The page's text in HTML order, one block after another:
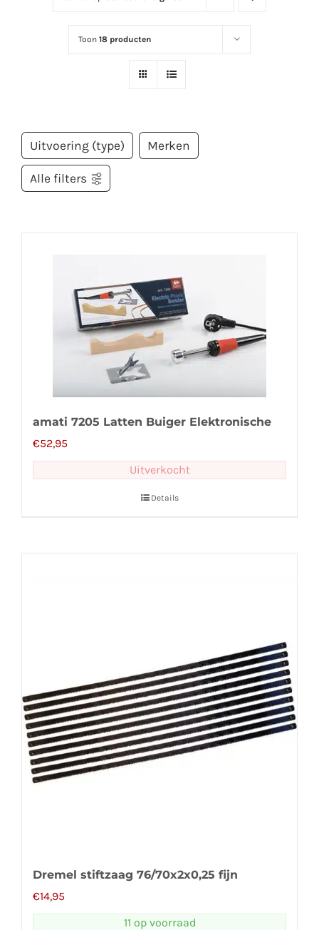
Toon18 producten
Uitvoering (type) Merken
Alle filters
amati 7205 Latten Buiger Elektronische
€52,95
Uitverkocht
Details
Dremel stiftzaag 76/70x2x0,25 fijn
€14,95
11 op voorraad